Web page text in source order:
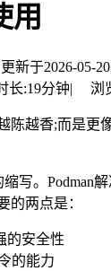
用
更新于2026-05-20
长:19分钟| 浏
陈越香;而是更
缩写。Podman
的两点是：
的安全性
的能力